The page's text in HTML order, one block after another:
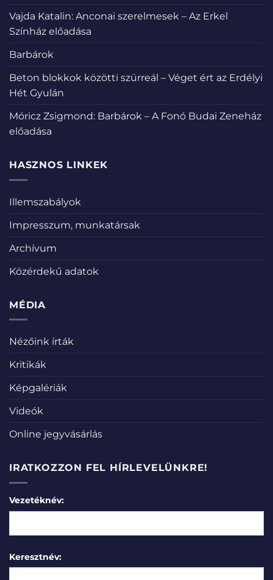
Vajda Katalin: Anconai szerelmesek – Az Erkel
Színház előadása
Barbárok
Beton blokkok közötti szürreál – Véget ért az Erdélyi
Hét Gyulán
Móricz Zsigmond: Barbárok – A Fonó Budai Zeneház
előadása
HASZNOS LINKEK
Illemszabályok
Impresszum, munkatársak
Archívum
Közérdekű adatok
MÉDIA
Nézőink írták
Kritikák
Képgalériák
Videók
Online jegyvásárlás
IRATKOZZON FEL HÍRLEVELÜNKRE!
Vezetéknév:
Keresztnév: